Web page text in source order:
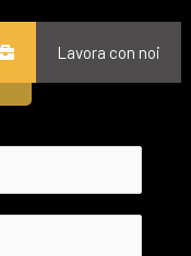
Lavora con noi